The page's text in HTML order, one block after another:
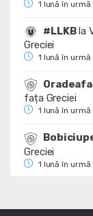
1 lună în urmă
#LLKBla
Greciei
1 lună în urmă
fața Greciei
1 lună în urmă
Greciei
1 lună în urmă